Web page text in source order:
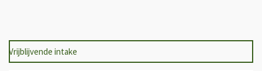
Vrijblijvende intake